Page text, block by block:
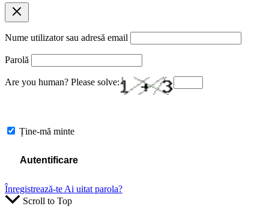
Nume utilizator sau adresă email
Parolă
Are you human? Please solve:
Ține-mă minte
Înregistrează-te Ai uitat parola?
Scroll to Top